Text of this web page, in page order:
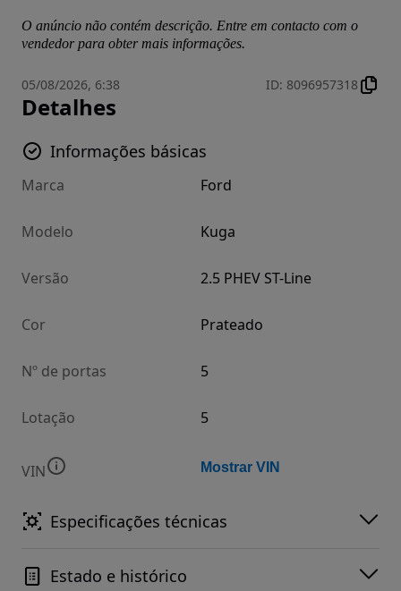
O anúncio não contém descrição. Entre em contacto com o
vendedor para obter mais informações.
05/08/2026, 6:38 ID: 8096957318
Detalhes
Informações básicas
Marca Ford
Modelo Kuga
Versão 2.5 PHEV ST-Line
Cor Prateado
Nº de portas 5
Lotação 5
VIN Mostrar VIN
Especificações técnicas
Estado e histórico